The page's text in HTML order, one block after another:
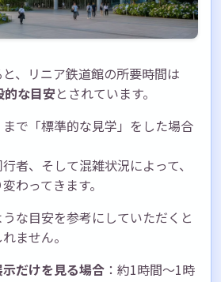
、リニア鉄道館の所要時間は
的な目安とされています。
で「標準的な見学」をした場合
者、そして混雑状況によって、
わってきます。
な目安を参考にしていただくと
ません。
だけを見る場合 ：約1時間〜1時